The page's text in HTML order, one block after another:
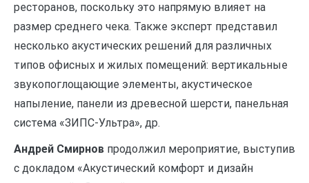
ресторанов, поскольку это напрямую влияет на
размер среднего чека. Также эксперт представил
несколько акустических решений для различных
типов офисных и жилых помещений: вертикальные
звукопоглощающие элементы, акустическое
напыление, панели из древесной шерсти, панельная
система «ЗИПС-Ультра», др.
Андрей Смирнов продолжил мероприятие, выступив
с докладом «Акустический комфорт и дизайн